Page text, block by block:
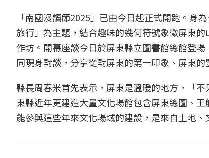
「南國漫讀節2025」已由今日起正式開跑。
旅行」為主題，結合趣味的幾何符號象徵屏東
作坊。開幕座談今日於屏東縣立圖書館總館登
同現身對談，分享從對屏東的第一印象、屏東
縣長周春米首先表示，屏東是溫暖的地方，「
東縣近年更建造大量文化場館包含屏東總圖、
能參與這些年來文化場域的建設，是來自土地